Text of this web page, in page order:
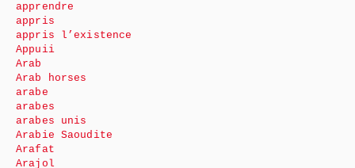
apprendre
appris
appris l’existence
Appuii
Arab
Arab horses
arabe
arabes
arabes unis
Arabie Saoudite
Arafat
Arajol